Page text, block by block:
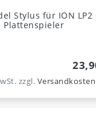
Stylus für ION LP2
Plattenspieler
zzgl. Versandkosten